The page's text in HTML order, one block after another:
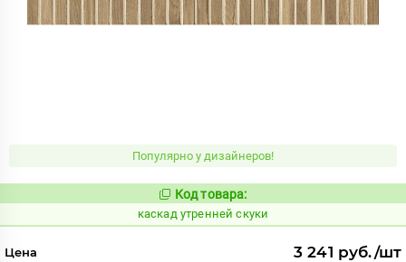
Популярно у дизайнеров!
Код:
638719
Код товара:
каскад утренней скуки
Цена 3 241 руб./шт